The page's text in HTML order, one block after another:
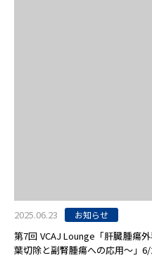
2025.06.23 お知らせ
第7回 VCAJ Lounge「肝臓腫瘍
葉切除と副腎腫瘍への応用〜」